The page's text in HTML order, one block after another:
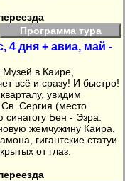
Программа тура
4 дня + авиа, май -
Музей в Каире,
всё и сразу! И быстро!
увидим
Сергия (место
Бен - Эзра.
жемчужину Каира,
гигантские статуи
от глаз.